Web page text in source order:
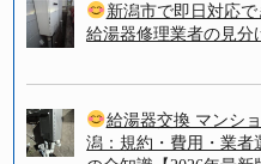
新潟市で即日対応で
給湯器修理業者の見分
給湯器交換 マンシ
潟：規約・費用・業者